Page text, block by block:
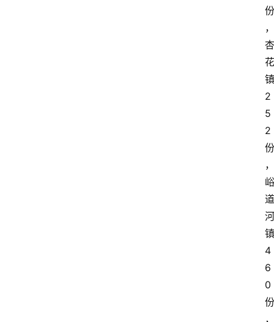
份
，
杏
花
镇
2
5
2
份
，
峪
道
河
镇
4
6
0
份
，